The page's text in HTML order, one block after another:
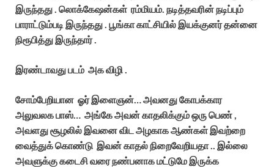
இருந்தது . லொக்கேஷன்கள் ரம்மியம். நடித்தவரின் நடிப்பும்
பாராட்டும்படி இருந்தது . பூங்கா காட்சியில் இயக்குனர் தன்னை
நிரூபித்து இருந்தார் .
இரண்டாவது படம் அக விழி .
சோம்பேறியான ஓர் இளைஞன்… அவனது கோபக்கார
அலுவலக பாஸ்… அங்கே அவன் காதலிக்கும் ஒரு பெண் ,
அவளது சூழலில் இவனை விட அழகாக ஆண்கள் இவற்றை
வைத்துக் கொண்டு இவன் காதல் நிறைவேறியதா .. இல்லை
அவளுக்கு கடைசி வரை நண்பனாக மட்டுமே இருக்க